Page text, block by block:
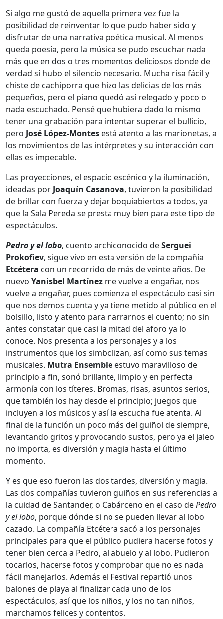
Si algo me gustó de aquella primera vez fue la
posibilidad de reinventar lo que pudo haber sido y
disfrutar de una narrativa poética musical. Al menos
queda poesía, pero la música se pudo escuchar nada
más que en dos o tres momentos deliciosos donde de
verdad sí hubo el silencio necesario. Mucha risa fácil y
chiste de cachiporra que hizo las delicias de los más
pequeños, pero el piano quedó así relegado y poco o
nada escuchado. Pensé que hubiera dado lo mismo
tener una grabación para intentar superar el bullicio,
pero José López-Montes está atento a las marionetas, a
los movimientos de las intérpretes y su interacción con
ellas es impecable.
Las proyecciones, el espacio escénico y la iluminación,
ideadas porJoaquín Casanova, tuvieron la posibilidad
de brillar con fuerza y dejar boquiabiertos a todos, ya
que la Sala Pereda se presta muy bien para este tipo de
espectáculos.
Pedro y el lobo, cuento archiconocido deSerguei
Prokofiev, sigue vivo en esta versión de la compañía
Etcétera con un recorrido de más de veinte años. De
nuevo Yanisbel Martínez me vuelve a engañar, nos
vuelve a engañar, pues comienza el espectáculo casi sin
que nos demos cuenta y ya tiene metido al público en el
bolsillo, listo y atento para narrarnos el cuento; no sin
antes constatar que casi la mitad del aforo ya lo
conoce. Nos presenta a los personajes y a los
instrumentos que los simbolizan, así como sus temas
musicales. Mutra Ensemble estuvo maravilloso de
principio a fin, sonó brillante, limpio y en perfecta
armonía con los títeres. Bromas, risas, asuntos serios,
que también los hay desde el principio; juegos que
incluyen a los músicos y así la escucha fue atenta. Al
final de la función un poco más del guiñol de siempre,
levantando gritos y provocando sustos, pero ya el jaleo
no importa, es diversión y magia hasta el último
momento.
Y es que eso fueron las dos tardes, diversión y magia.
Las dos compañías tuvieron guiños en sus referencias a
la cuidad de Santander, o Cabárceno en el caso dePedro
y el lobo, porque dónde si no se pueden llevar al lobo
cazado. La compañía Etcétera sacó a los personajes
principales para que el público pudiera hacerse fotos y
tener bien cerca a Pedro, al abuelo y al lobo. Pudieron
tocarlos, hacerse fotos y comprobar que no es nada
fácil manejarlos. Además el Festival repartió unos
balones de playa al finalizar cada uno de los
espectáculos, así que los niños, y los no tan niños,
marchamos felices y contentos.